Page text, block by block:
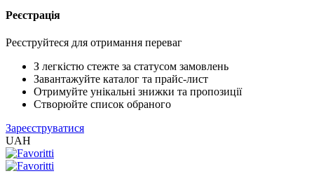
Реєстрація
Реєструйтеся для отримання переваг
З легкістю стежте за статусом замовлень
Завантажуйте каталог та прайс-лист
Отримуйте унікальні знижки та пропозиції
Створюйте список обраного
Зареєструватися
UAH
XLS
EXCEL
(Розн.)
XLS
EXCEL
2005
(Опт)